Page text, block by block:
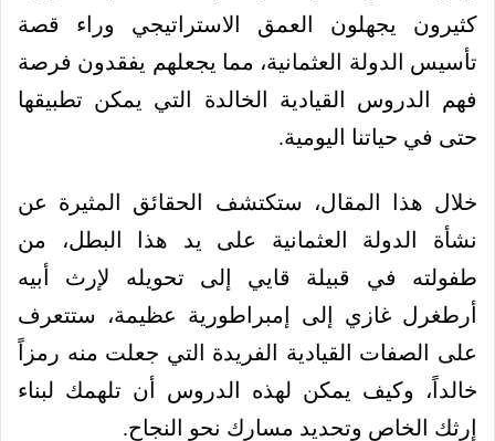
كثيرون يجهلون العمق الاستراتيجي وراء قصة
تأسيس الدولة العثمانية، مما يجعلهم يفقدون فرصة
فهم الدروس القيادية الخالدة التي يمكن تطبيقها
حتى في حياتنا اليومية.
خلال هذا المقال، ستكتشف الحقائق المثيرة عن
نشأة الدولة العثمانية على يد هذا البطل، من
طفولته في قبيلة قايي إلى تحويله لإرث أبيه
أرطغرل غازي إلى إمبراطورية عظيمة، ستتعرف
على الصفات القيادية الفريدة التي جعلت منه رمزاً
خالداً، وكيف يمكن لهذه الدروس أن تلهمك لبناء
إرثك الخاص وتحديد مسارك نحو النجاح.